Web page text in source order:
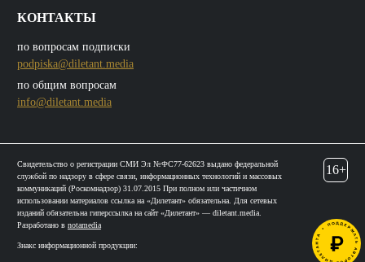
КОНТАКТЫ
по вопросам подписки
podpiska@diletant.media
по общим вопросам
info@diletant.media
Свидетельство о регистрации СМИ Эл №ФС77-62623 выдано федеральной
службой по надзору в сфере связи, информационных технологий и массовых
коммуникаций (Роскомнадзор) 31.07.2015 При полном или частичном
использовании материалов ссылка на «Дилетант» обязательна. Для сетевых
изданий обязательна гиперссылка на сайт «Дилетант» — diletant.media.
Разработано в notamedia
Знакс информационной продукции:
16+